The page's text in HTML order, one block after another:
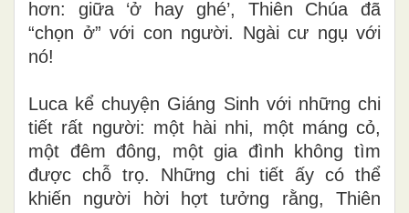
tự quyết định số phận mình, thì Tin Mừng
hôm nay mặc khải một điều quyết định
hơn: giữa ‘ở hay ghé’, Thiên Chúa đã
nó!
Luca kể chuyện Giáng Sinh với những chi
tiết rất người: một hài nhi, một máng cỏ,
một đêm đông, một gia đình không tìm